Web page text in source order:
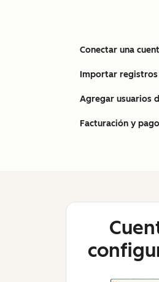
Conectar una
Importar
Agregar usuarios
Facturación y